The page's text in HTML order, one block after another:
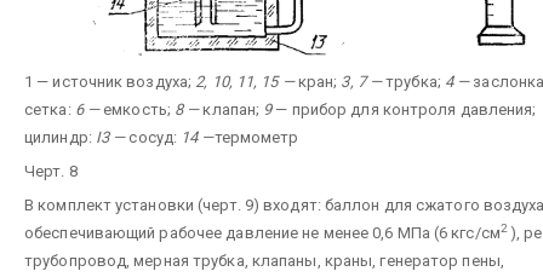
1 — источник воздуха; 2, 10, 11, 15 —кран; 3, 7 —трубка; 4 —
сетка: 6 —емкость; 8 —клапан; 9— прибор для контроля давления;
цилиндр: I3 —сосуд: 14 —термометр
Черт. 8
В комплект установки (черт. 9) входят: баллон для сжатого
обеспечивающий рабочее давление не менее 0,6 МПа (6 кгс/см2),
трубопровод, мерная трубка, клапаны, краны, генератор пены,